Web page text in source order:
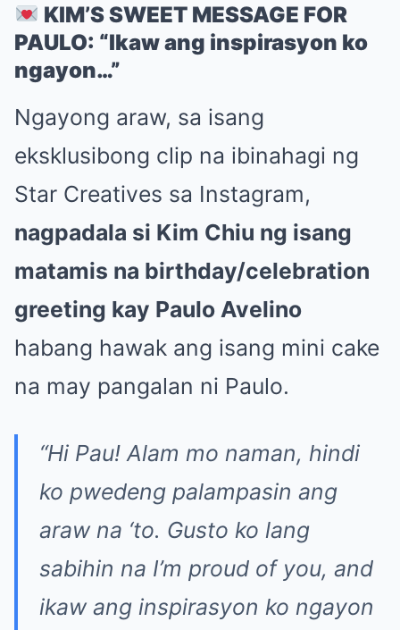
KIM’S SWEET MESSAGE FOR
PAULO: “Ikaw ang inspirasyon ko
ngayon…”
Ngayong araw, sa isang
eksklusibong clip na ibinahagi ng
Star Creatives sa Instagram,
nagpadala si Kim Chiu ng isang
matamis na birthday/celebration
greeting kay Paulo Avelino
habang hawak ang isang mini cake
na may pangalan ni Paulo.
“Hi Pau! Alam mo naman, hindi
ko pwedeng palampasin ang
araw na ‘to. Gusto ko lang
sabihin na I’m proud of you, and
ikaw ang inspirasyon ko ngayon